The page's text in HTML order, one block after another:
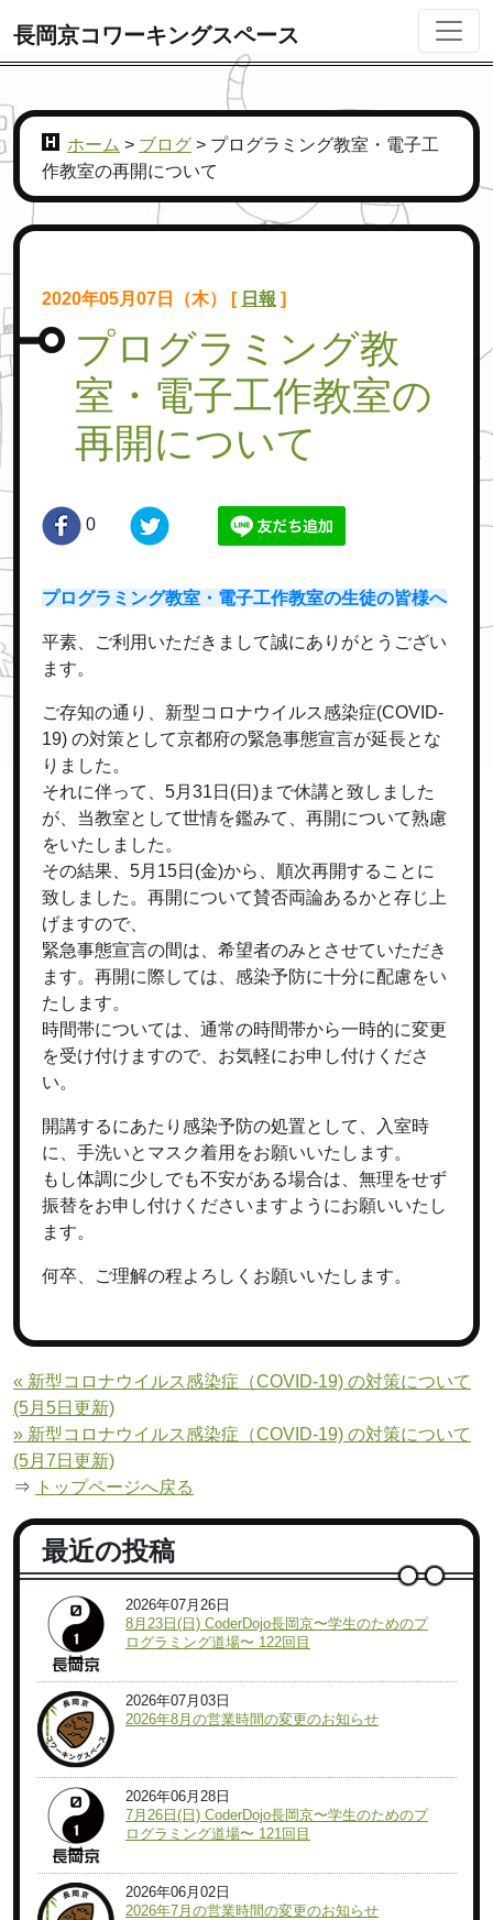
長岡京コワーキングスペース
ホーム > ブログ > プログラミング教室・電子工
作教室の再開について
2020年05月07日（木） [ 日報 ]
プログラミング教
室・電子工作教室の
再開について
0
プログラミング教室・電子工作教室の生徒の皆様へ
平素、ご利用いただきまして誠にありがとうござい
ます。
ご存知の通り、新型コロナウイルス感染症(COVID-
19) の対策として京都府の緊急事態宣言が延長とな
りました。
それに伴って、5月31日(日)まで休講と致しました
が、当教室として世情を鑑みて、再開について熟慮
をいたしました。
その結果、5月15日(金)から、順次再開することに
致しました。再開について賛否両論あるかと存じ上
げますので、
緊急事態宣言の間は、希望者のみとさせていただき
ます。再開に際しては、感染予防に十分に配慮をい
たします。
時間帯については、通常の時間帯から一時的に変更
を受け付けますので、お気軽にお申し付けくださ
い。
開講するにあたり感染予防の処置として、入室時
に、手洗いとマスク着用をお願いいたします。
もし体調に少しでも不安がある場合は、無理をせず
振替をお申し付けくださいますようにお願いいたし
ます。
何卒、ご理解の程よろしくお願いいたします。
« 新型コロナウイルス感染症（COVID-19) の対策について
(5月5日更新)
» 新型コロナウイルス感染症（COVID-19) の対策について
(5月7日更新)
⇒
トップページへ戻る
最近の投稿
2026年07月26日
8月23日(日) CoderDojo長岡京〜学生のためのプ
ログラミング道場〜 122回目
2026年07月03日
2026年8月の営業時間の変更のお知らせ
2026年06月28日
7月26日(日) CoderDojo長岡京〜学生のためのプ
ログラミング道場〜 121回目
2026年06月02日
2026年7月の営業時間の変更のお知らせ